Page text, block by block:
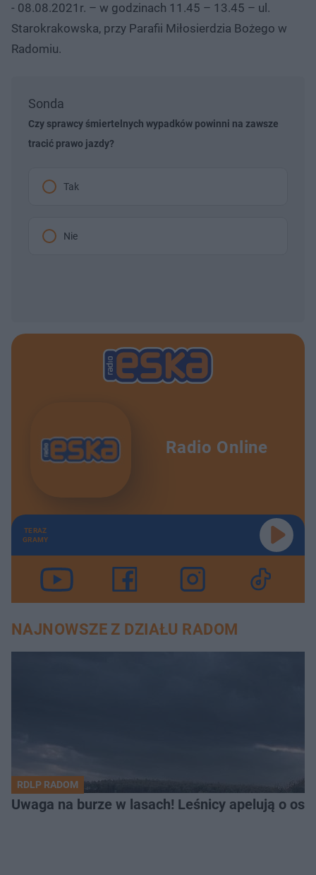
- 08.08.2021r. – w godzinach 11.45 – 13.45 – ul.
Starokrakowska, przy Parafii Miłosierdzia Bożego w
Radomiu.
Sonda
Czy sprawcy śmiertelnych wypadków powinni na zawsze
tracić prawo jazdy?
Tak
Nie
Radio Online
TERAZ
GRAMY
NAJNOWSZE Z DZIAŁU RADOM
RDLP RADOM
Uwaga na burze w lasach! Leśnicy apelują o